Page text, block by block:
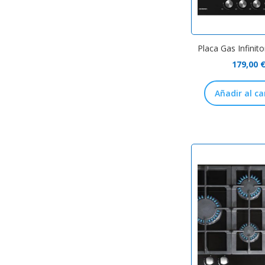
Placa Gas
179,00
Añadir al